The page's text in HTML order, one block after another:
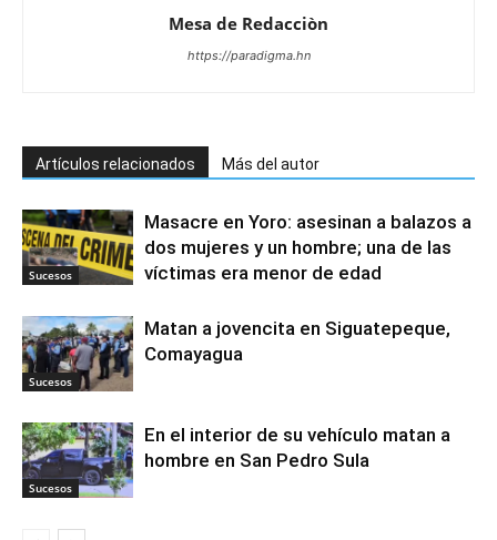
Mesa de Redacciòn
https://paradigma.hn
Artículos relacionados Más del autor
Sucesos
Masacre en Yoro: asesinan a balazos a
dos mujeres y un hombre; una de las
víctimas era menor de edad
Sucesos
Matan a jovencita en Siguatepeque,
Comayagua
Sucesos
En el interior de su vehículo matan a
hombre en San Pedro Sula